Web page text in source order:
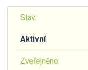
Stav:
Aktivní
Zveřejněno: